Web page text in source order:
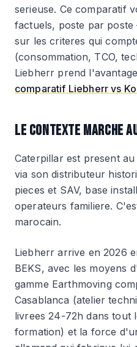
serieuse. Ce comparatif
factuels, poste par
sur les criteres qui
(consommation, TCO,
Liebherr prend
comparatif Liebherr vs
LE CONTEXTE MARCHE
Caterpillar est present
via son distributeur
pieces et SAV, base
operateurs familiere.
marocain.
Liebherr arrive en 2026
BEKS, avec les moyens
gamme Earthmoving
Casablanca (atelier
livrees 24-72h dans tout
formation) et la force